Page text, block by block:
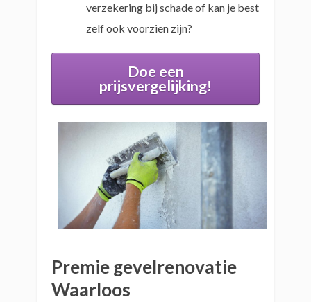
verzekering bij schade of kan je best
zelf ook voorzien zijn?
Doe een
prijsvergelijking!
Premie gevelrenovatie
Waarloos